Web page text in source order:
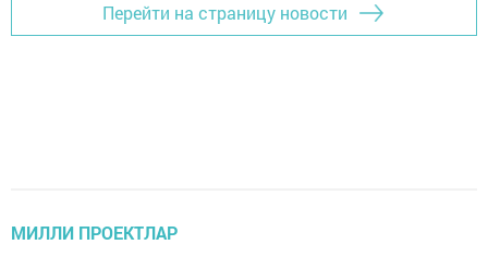
Перейти на страницу новости
МИЛЛИ ПРОЕКТЛАР